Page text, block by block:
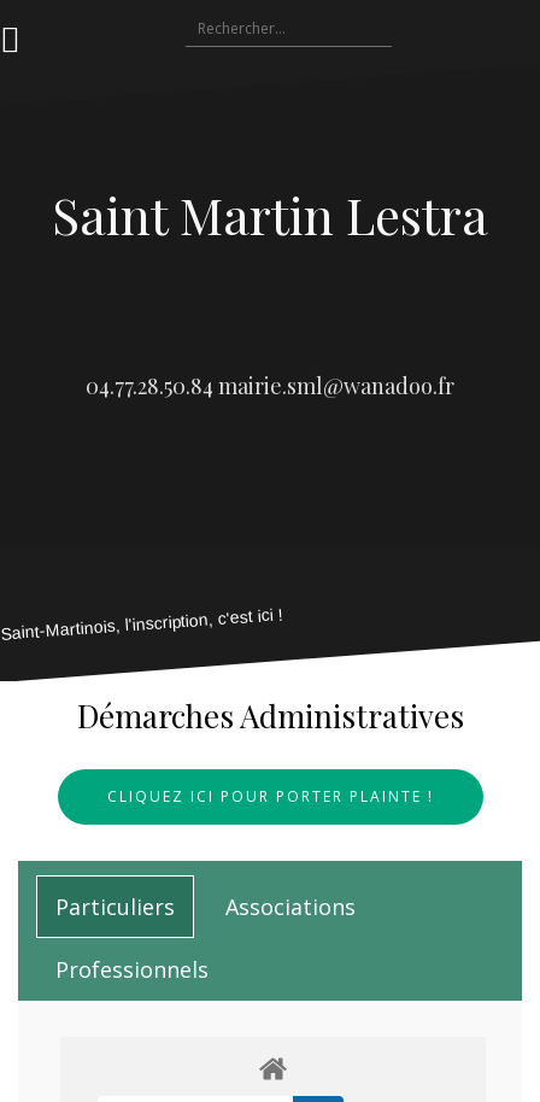
au
Rechercher :
Saint Martin Lestra
04.77.28.50.84 mairie.sml@wanadoo.fr
Saint-Martinois, l'inscription, c'est ici !
Démarches Administratives
CLIQUEZ ICI POUR PORTER PLAINTE !
Particuliers Associations
Professionnels